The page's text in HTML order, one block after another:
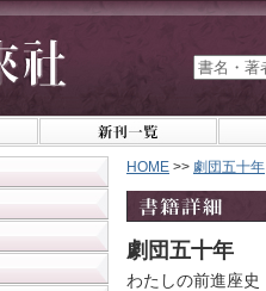
HOME >> 劇団五十年
劇団五十年
わたしの前進座史